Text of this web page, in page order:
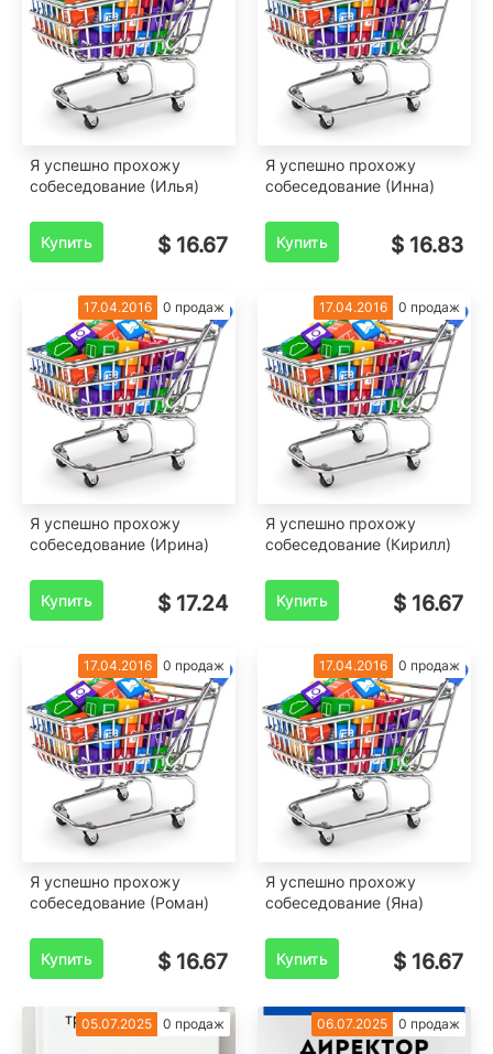
Я успешно прохожу
собеседование (Илья)
Купить $ 16.67
Я успешно прохожу
собеседование (Инна)
Купить $ 16.83
17.04.2016 0 продаж
Я успешно прохожу
собеседование (Ирина)
Купить $ 17.24
17.04.2016 0 продаж
Я успешно прохожу
собеседование (Кирилл)
Купить $ 16.67
17.04.2016 0 продаж
Я успешно прохожу
собеседование (Роман)
Купить $ 16.67
17.04.2016 0 продаж
Я успешно прохожу
собеседование (Яна)
Купить $ 16.67
05.07.2025 0 продаж 06.07.2025 0 продаж